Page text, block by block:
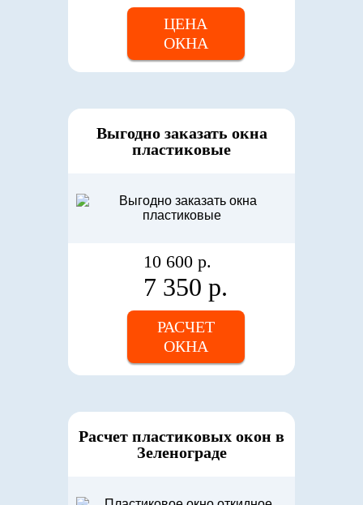
ЦЕНА
ОКНА
Выгодно заказать окна
пластиковые
10 600 р.
7 350 р.
РАСЧЕТ
ОКНА
Расчет пластиковых окон в
Зеленограде